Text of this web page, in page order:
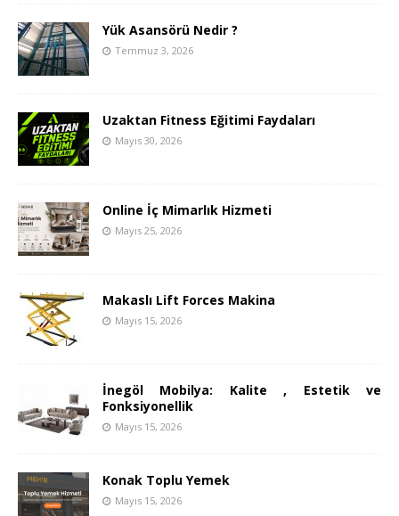
Yük Asansörü Nedir ?
Temmuz 3, 2026
Uzaktan Fitness Eğitimi Faydaları
Mayıs 30, 2026
Online İç Mimarlık Hizmeti
Mayıs 25, 2026
Makaslı Lift Forces Makina
Mayıs 15, 2026
İnegöl Mobilya: Kalite , Estetik ve
Fonksiyonellik
Mayıs 15, 2026
Konak Toplu Yemek
Mayıs 15, 2026